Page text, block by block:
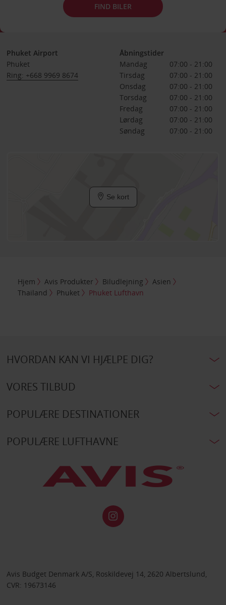
FIND BILER
Phuket Airport
Phuket
Ring: +668 9969 8674
Åbningstider
Mandag
07:00 - 21:00
Tirsdag
07:00 - 21:00
Onsdag
07:00 - 21:00
Torsdag
07:00 - 21:00
Fredag
07:00 - 21:00
Lørdag
07:00 - 21:00
Søndag
07:00 - 21:00
Se kort
Hjem Avis Produkter Biludlejning
Asien
Thailand
Phuket Phuket Lufthavn
HVORDAN KAN VI HJÆLPE DIG?
VORES TILBUD
POPULÆRE DESTINATIONER
POPULÆRE LUFTHAVNE
Avis Budget Denmark A/S, Roskildevej 14, 2620 Albertslund,
CVR: 19673146